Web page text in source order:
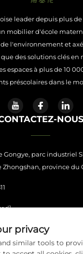
leader depuis plus de
mobilier d'école
l'environnement et
des solutions clés en
espaces à plus de 10
préscolaires dans le
NOUS
Gongye, parc industriel
Zhongshan, province du
Haijilun
privacy
similar tools to